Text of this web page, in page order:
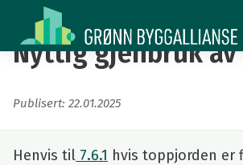
Nyttig
gjenbruk
toppjord
(7.4.11)
Nyttig gjenbruk av
Publisert: 22.01.2025
Henvis til 7.6.1 hvis toppjorden